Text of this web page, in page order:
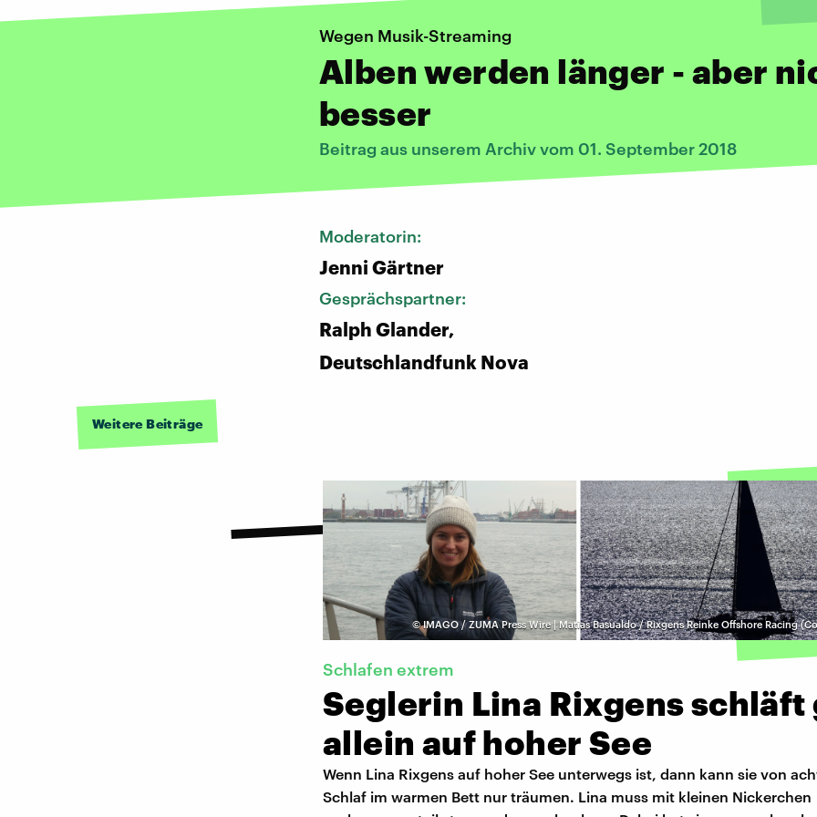
Wegen Musik-Streaming
Alben werden länger - aber
besser
Beitrag aus unserem Archiv vom 01. September 2018
Moderatorin:
Jenni Gärtner
Gesprächspartner:
Ralph Glander,
Deutschlandfunk Nova
Weitere Beiträge
©IMAGO / ZUMA Press Wire | Matias Basualdo / Rixgens Reinke Offshore Racing
Schlafen extrem
Seglerin Lina Rixgens schläft
allein auf hoher See
Wenn Lina Rixgens auf hoher See unterwegs ist, dann kann sie von
Schlaf im warmen Bett nur träumen. Lina muss mit kleinen Nickerchen